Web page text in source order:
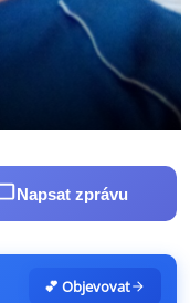
Napsat zprávu
💕 Objevovat